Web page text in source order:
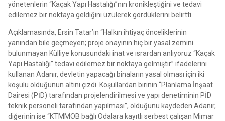
yönetenlerin “Kaçak Yapı Hastalığı”nın kronikleştiğini ve tedavi
edilemez bir noktaya geldiğini üzülerek gördüklerini belirtti.
Açıklamasında, Ersin Tatar’ın “Halkın ihtiyaç önceliklerinin
yanından bile geçmeyen; proje onayının hiç bir yasal zemini
bulunmayan Külliye konusundaki inat ve ısrardan anlıyoruz “Kaçak
Yapı Hastalığı” tedavi edilemez bir noktaya gelmiştir” ifadelerini
kullanan Adanır, devletin yapacağı binaların yasal olması için iki
koşulu olduğunun altını çizdi. Koşullardan birinin “Planlama İnşaat
Dairesi (PİD) tarafından projelendirilmesi ve yapı denetiminin PİD
teknik personeli tarafından yapılması”, olduğunu kaydeden Adanır,
diğerinin ise “KTMMOB bağlı Odalara kayıtlı serbest çalışan Mimar